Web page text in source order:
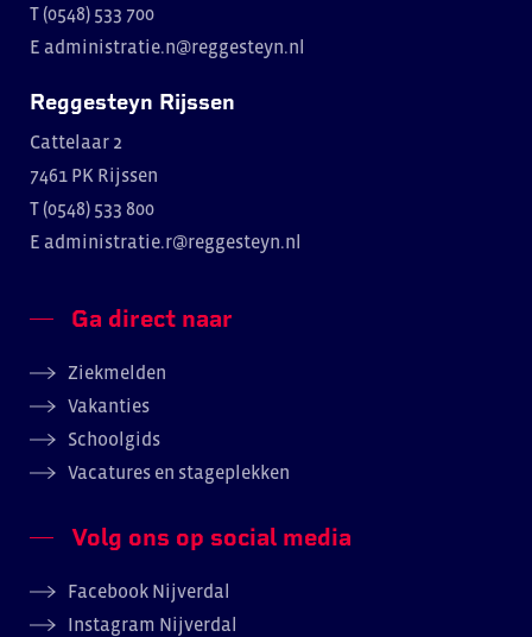
T (0548) 533 700
E administratie.n@reggesteyn.nl
Reggesteyn Rijssen
Cattelaar 2
7461 PK Rijssen
T (0548) 533 800
E administratie.r@reggesteyn.nl
Ga direct naar
Ziekmelden
Vakanties
Schoolgids
Vacatures en stageplekken
Volg ons op social media
Facebook Nijverdal
Instagram Nijverdal